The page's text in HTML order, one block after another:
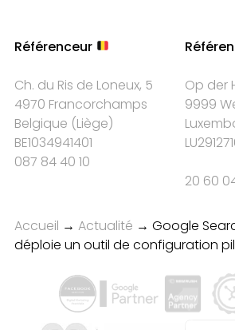
Référenceur
Ch. du Ris de Loneux, 5
4970 Francorchamps
Belgique (Liège)
BE1034941401
087 84 40 10
Op der
9999
20 60
Accueil → Actualité → Google
déploie un outil de configuration